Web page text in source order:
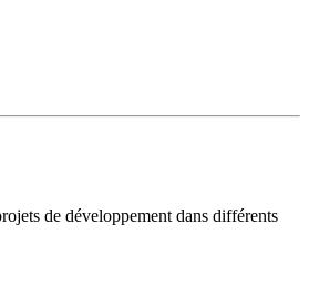
de développement dans différents